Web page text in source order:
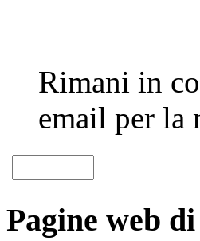
Rimani in
email per la
Pagine web